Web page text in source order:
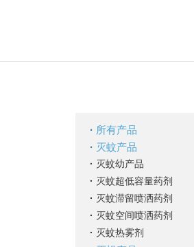
· 所有产品
· 灭蚊产品
· 灭蚊幼产品
· 灭蚊超低容量药剂
· 灭蚊滞留喷洒药剂
· 灭蚊空间喷洒药剂
· 灭蚊热雾剂